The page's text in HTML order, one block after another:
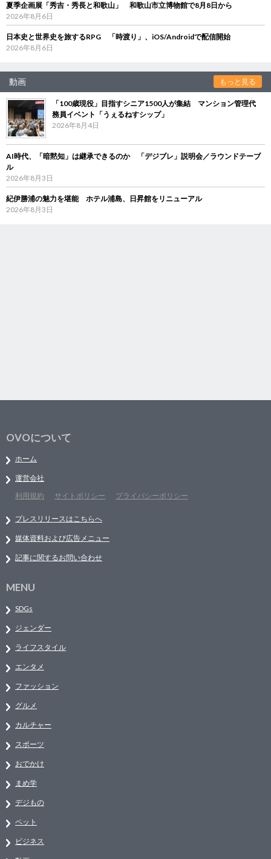
夏季企画展「秀吉・秀長と和歌山」 和歌山市立博物館で8月8日から
2026年8月6日
日本史と世界史を旅するRPG 「時渡り」、iOS/Androidで配信開始
2026年8月6日
動画 もっと見る
「100歳現役」目指すシニア1500人が集結 マンション管理代
務員イベント「うぇるねすシップ」
2026年8月4日
AI時代、「暗黙知」は継承できるのか 「デジブレ」説明会／ラウンドテーブ
ル
2026年8月3日
紀伊勝浦の魅力を堪能 ホテル浦島、日昇館をリニューアル
2026年8月3日
OVOについて
ホーム
運営会社
利用規約
サイトポリシー プライバシーポリシー
プレスリリースはこちらへ
媒体資料および広告メニュー
記事に関するお問い合わせ
MENU
SDGs
ジェンダー
ライフスタイル
エンタメ
ファッション
グルメ
カルチャー
スポーツ
おでかけ
まめ学
デジもの
ペット
ビジネス